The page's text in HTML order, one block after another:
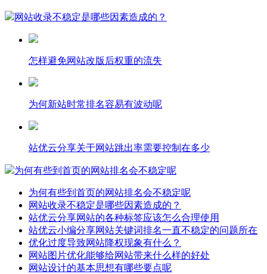
网站收录不稳定是哪些因素造成的？
怎样避免网站改版后权重的流失
为何新站时常排名容易有波动呢
站优云分享关于网站跳出率需要控制在多少
为何有些到首页的网站排名会不稳定呢
为何有些到首页的网站排名会不稳定呢
网站收录不稳定是哪些因素造成的？
站优云分享网站的各种标签应该怎么合理使用
站优云小编分享网站关键词排名一直不稳定的问题所在
优化过度导致网站降权现象有什么？
网站图片优化能够给网站带来什么样的好处
网站设计的基本思想有哪些要点呢